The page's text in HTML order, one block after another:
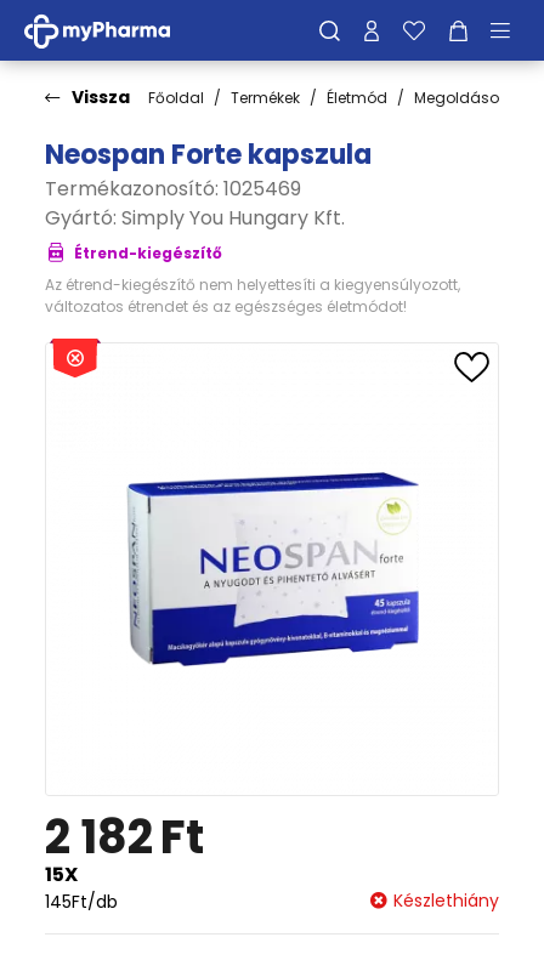
Vissza Főoldal Termékek Életmód Megoldások
Neospan Forte kapszula
Termékazonosító: 1025469
Gyártó: Simply You Hungary Kft.
Étrend-kiegészítő
Az étrend-kiegészítő nem helyettesíti a kiegyensúlyozott,
változatos étrendet és az egészséges életmódot!
2 182Ft
15X
145Ft/db Készlethiány